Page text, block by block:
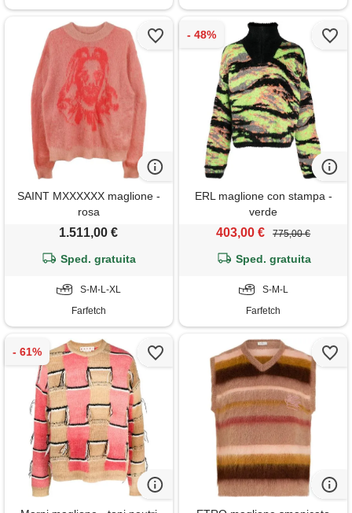
SAINT MXXXXXX maglione -
rosa
1.511,00 €
Sped. gratuita
S-M-L-XL
Farfetch
ERL maglione con stampa -
verde
403,00 € 775,00 €
Sped. gratuita
S-M-L
Farfetch